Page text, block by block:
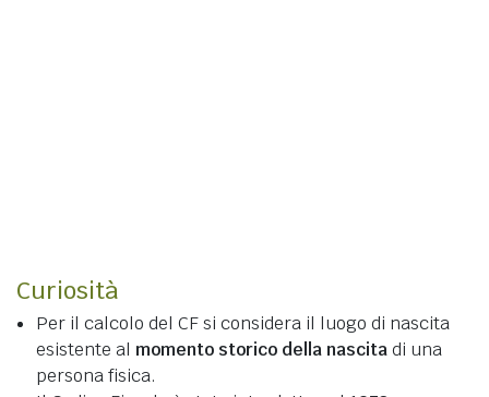
Curiosità
Per il calcolo del CF si considera il luogo di nascita
esistente al momento storico della nascitadi una
persona fisica.